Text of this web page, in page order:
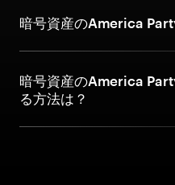
暗号資産のAmerica
暗号資産のAmerica
る方法は？